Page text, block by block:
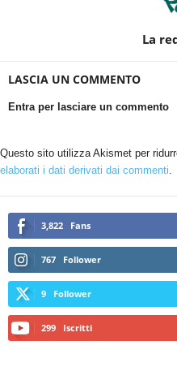
La
LASCIA UN COMMENTO
Entra per lasciare un commento
Questo sito utilizza Akismet per
elaborati i dati derivati dai commenti
3,822 Fans
767 Follower
9 Follower
299 Iscritti